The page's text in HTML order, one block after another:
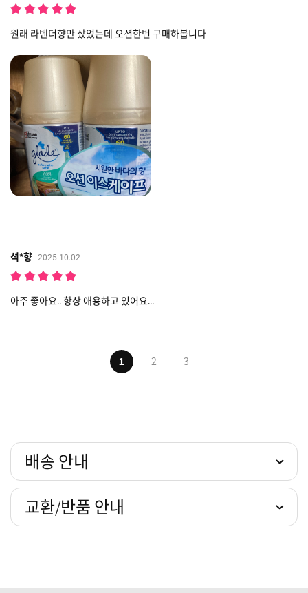
원래 라벤더향만 샀었는데 오션한번 구매하봅니다
석*향 2025.10.02
아주 좋아요.. 항상 애용하고 있어요...
1 2 3
배송 안내
교환/반품 안내